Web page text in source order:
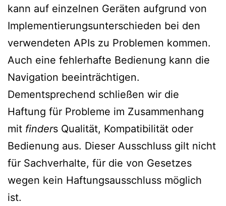
kann auf einzelnen Geräten aufgrund von
Implementierungsunterschieden bei den
verwendeten APIs zu Problemen kommen.
Auch eine fehlerhafte Bedienung kann die
Navigation beeinträchtigen.
Dementsprechend schließen wir die
Haftung für Probleme im Zusammenhang
mit finders Qualität, Kompatibilität oder
Bedienung aus. Dieser Ausschluss gilt nicht
für Sachverhalte, für die von Gesetzes
wegen kein Haftungsausschluss möglich
ist.